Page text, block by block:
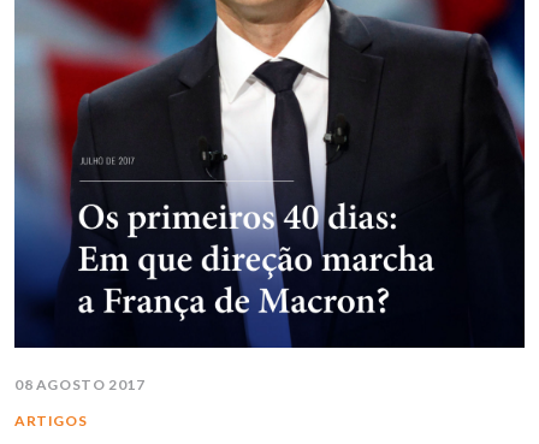
08 AGOSTO 2017
ARTIGOS